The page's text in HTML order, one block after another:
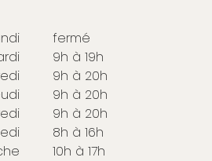
fermé
9h à 19h
9h à 20h
9h à 20h
9h à 20h
8h à 16h
10h à 17h